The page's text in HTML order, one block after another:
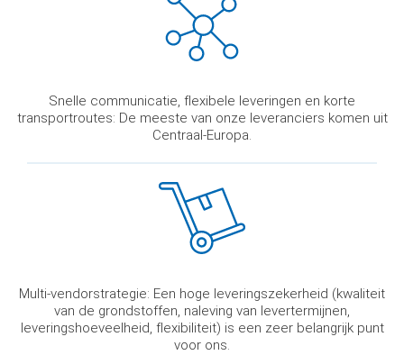
Snelle communicatie, flexibele leveringen en korte
transportroutes: De meeste van onze leveranciers komen uit
Centraal-Europa.
Multi-vendorstrategie: Een hoge leveringszekerheid (kwaliteit
van de grondstoffen, naleving van levertermijnen,
leveringshoeveelheid, flexibiliteit) is een zeer belangrijk punt
voor ons.